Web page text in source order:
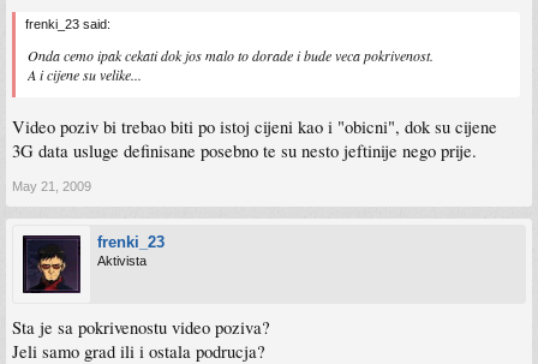
frenki_23 said:
Onda cemo ipak cekati dok jos malo to dorade i bude veca pokrivenost.
A i cijene su velike...
Video poziv bi trebao biti po istoj cijeni kao i "obicni", dok su cijene
3G data usluge definisane posebno te su nesto jeftinije nego prije.
May 21, 2009
frenki_23
Aktivista
Sta je sa pokrivenostu video poziva?
Jeli samo grad ili i ostala podrucja?